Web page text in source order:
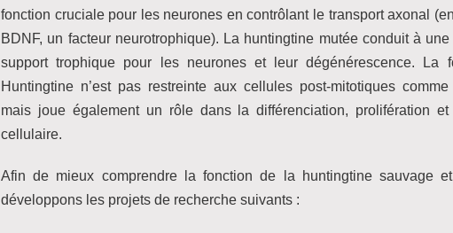
fonction cruciale pour les neurones en contrôlant le transport axonal
BDNF, un facteur neurotrophique). La huntingtine mutée conduit à
support trophique pour les neurones et leur dégénérescence. La
Huntingtine n’est pas restreinte aux cellules post-mitotiques
mais joue également un rôle dans la différenciation, prolifération et
cellulaire.
Afin de mieux comprendre la fonction de la huntingtine sauvage
développons les projets de recherche suivants :